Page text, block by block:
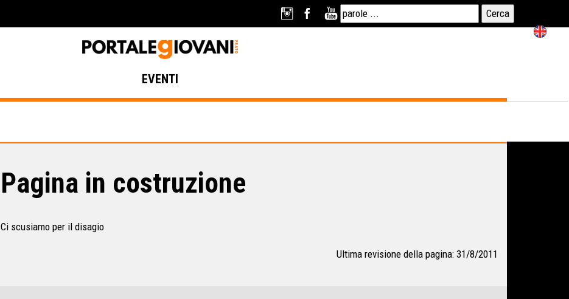
EVENTI
Pagina in costruzione
Ci scusiamo per il disagio
Ultima revisione della pagina: 31/8/2011